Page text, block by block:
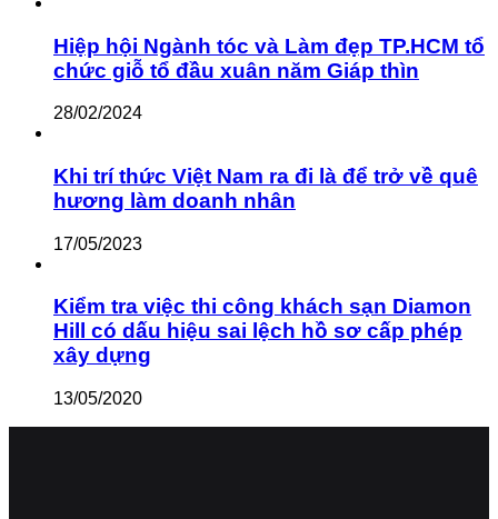
Hiệp hội Ngành tóc và Làm đẹp TP.HCM tổ
chức giỗ tổ đầu xuân năm Giáp thìn
28/02/2024
Khi trí thức Việt Nam ra đi là để trở về quê
hương làm doanh nhân
17/05/2023
Kiểm tra việc thi công khách sạn Diamon
Hill có dấu hiệu sai lệch hồ sơ cấp phép
xây dựng
13/05/2020